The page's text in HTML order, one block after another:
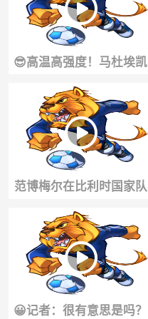
😎高温高强度！马杜埃凯
努力训练中……
范博梅尔在比利时国家队
上班的第一天！
😀记者：很有意思是吗？